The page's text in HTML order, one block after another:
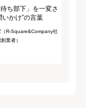
待ち部下」を一変さ
いかけ”の言葉
（R-Square&Company社
業者）